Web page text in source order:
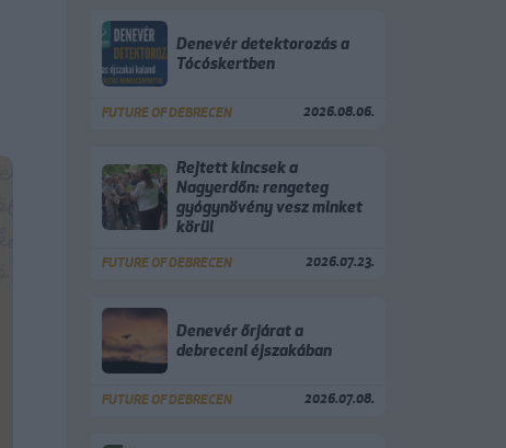
Denevér detektorozás a
Tócóskertben
FUTURE OF DEBRECEN 2026.08.06.
Rejtett kincsek a
Nagyerdőn: rengeteg
gyógynövény vesz minket
körül
FUTURE OF DEBRECEN 2026.07.23.
Denevér őrjárat a
debreceni éjszakában
FUTURE OF DEBRECEN 2026.07.08.